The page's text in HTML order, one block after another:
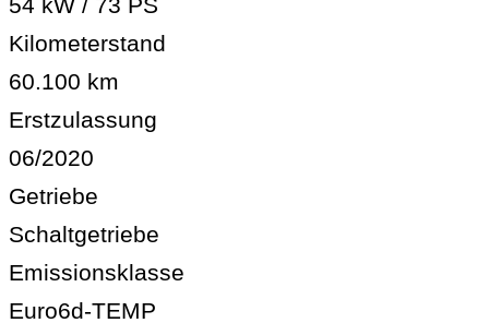
Kilometerstand
60.100 km
Erstzulassung
06/2020
Getriebe
Schaltgetriebe
Emissionsklasse
Euro6d-TEMP